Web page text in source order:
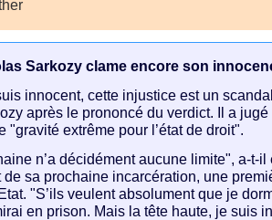
Sarkozy clame encore son
innocent, cette injustice est un
après le prononcé du verdict. Il a
"gravité extrême pour l’état de droit".
n’a décidément aucune limite", a-t-
de sa prochaine incarcération, une
"S’ils veulent absolument que je
en prison. Mais la tête haute, je suis